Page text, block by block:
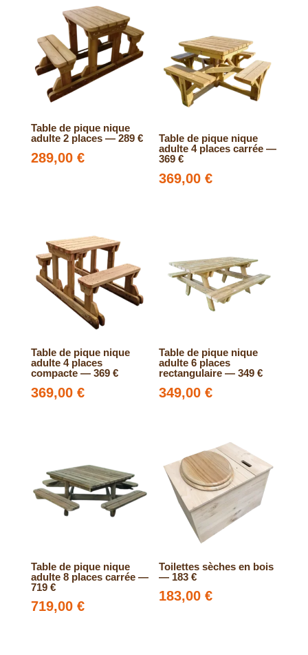
Table de pique nique
adulte 2 places — 289 €
289,00 €
Table de pique nique
adulte 4 places carrée —
369 €
369,00€
Table de pique nique
adulte 4 places
compacte — 369 €
369,00 €
Table de pique nique
adulte 6 places
rectangulaire — 349 €
349,00€
Table de pique nique
adulte 8 places carrée —
719 €
719,00 €
Toilettes sèches en bois
— 183 €
183,00€